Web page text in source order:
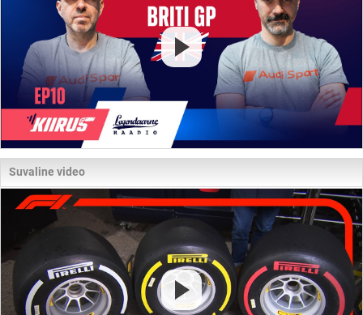
Suvaline video